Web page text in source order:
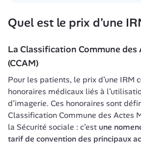
Quel est le prix d’une
La Classification Commune des
(CCAM)
Pour les patients, le prix d’une IRM
honoraires médicaux liés à
d’imagerie. Ces honoraires sont
Classification Commune des Actes
la Sécurité sociale : c’est une
tarif de convention des principaux